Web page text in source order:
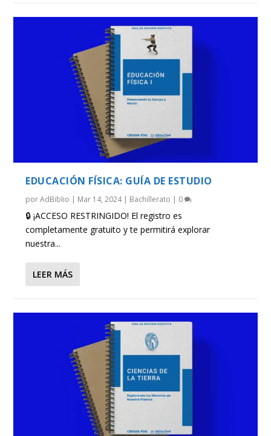
EDUCACIÓN FÍSICA: GUÍA DE ESTUDIO
porAdBiblio Mar 14, 2024| Bachillerato 0
🔒 ¡ACCESO RESTRINGIDO! El registro es
completamente gratuito y te permitirá explorar
nuestra...
LEER MÁS